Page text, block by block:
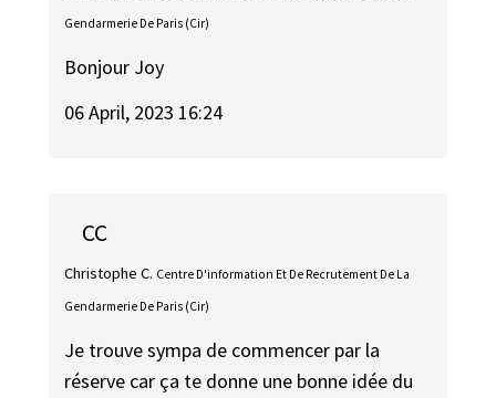
Gendarmerie De Paris (Cir)
Bonjour Joy
06 April, 2023 16:24
CC
Christophe C. Centre D'information Et De Recrutement De La
Gendarmerie De Paris (Cir)
Je trouve sympa de commencer par la
réserve car ça te donne une bonne idée du